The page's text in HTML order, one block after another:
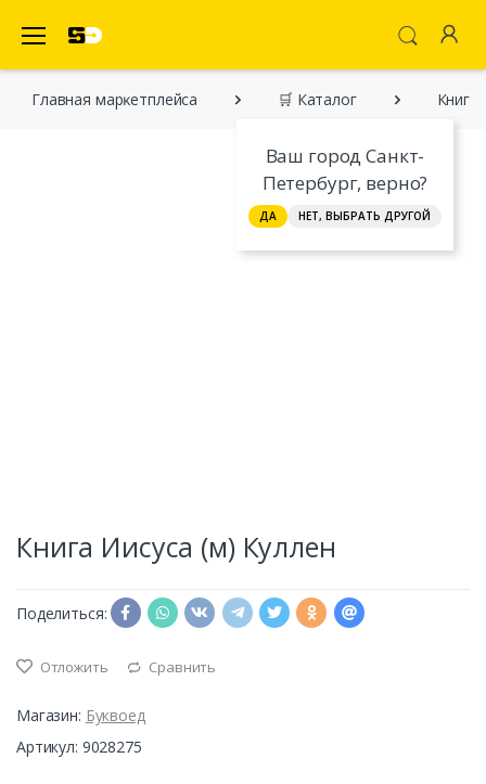
Ваш город Санкт-
Петербург, верно?
ДА НЕТ, ВЫБРАТЬ ДРУГОЙ
Главная марĸетплейса 🛒 Каталог Книга
Книга Иисуса (м) Куллен
Поделиться:
Отложить Сравнить
Магазин: Буквоед
Артикул: 9028275